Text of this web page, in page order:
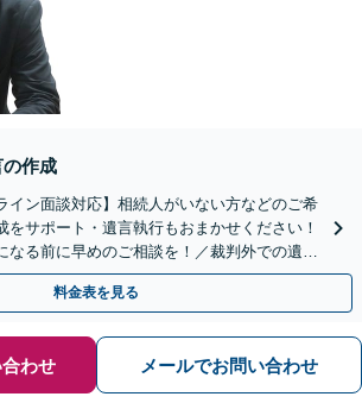
の作成
イン面談対応】相続人がいない方などのご希
をサポート・遺言執行もおまかせください！
なる前に早めのご相談を！／裁判外での遺産
全個室】
料金表を見る
わせ メールでお問い合わせ